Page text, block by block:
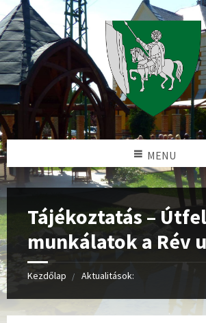
MENU
Tájékoztatás –
munkálatok a Rév
Kezdőlap Aktualitások: